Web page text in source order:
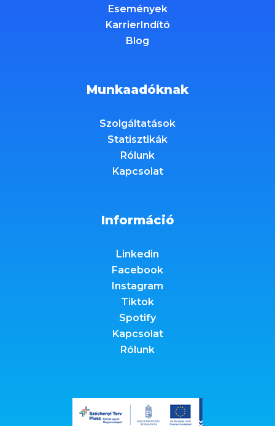
Események
KarrierIndító
Blog
Munkaadóknak
Szolgáltatások
Statisztikák
Rólunk
Kapcsolat
Információ
Linkedin
Facebook
Instagram
Tiktok
Spotify
Kapcsolat
Rólunk